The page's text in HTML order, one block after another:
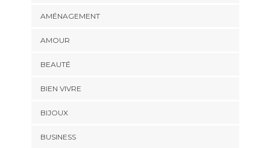
AMÉNAGEMENT
AMOUR
BEAUTÉ
BIEN VIVRE
BIJOUX
BUSINESS